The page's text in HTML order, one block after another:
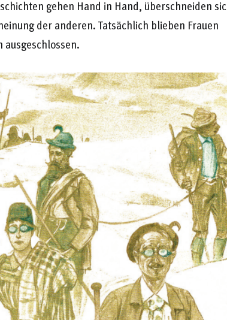
gehen Hand in Hand, überschneiden
der anderen. Tatsächlich blieben Frauen